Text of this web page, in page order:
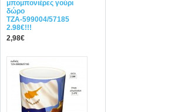
μπομπονιέρες γούρι
δώρο
ΤΖΑ-599004/57185
2.98€!!!
2,98€